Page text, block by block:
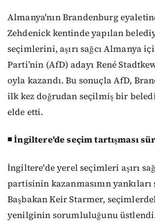
Almanya'nın Brandenburg
Zehdenick kentinde yapılan
seçimlerini, aşırı sağcı Almanya
Parti’nin (AfD) adayı René
oyla kazandı. Bu sonuçla AfD,
ilk kez doğrudan seçilmiş bir
elde etti.
◾ İngiltere'de seçim tartışması
İngiltere'de yerel seçimleri aşırı
partisinin kazanmasının
Başbakan Keir Starmer,
yenilginin sorumluluğunu